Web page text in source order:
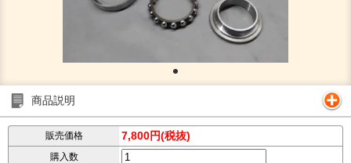
商品説明
販売価格 7,800円(税抜)
購入数